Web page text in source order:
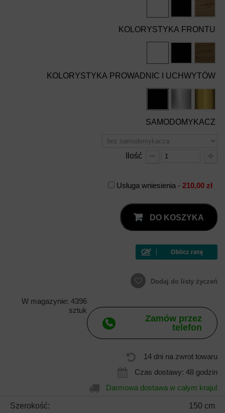
KOLORYSTYKA FRONTU
KOLORYSTYKA PROWADNIC I UCHWYTÓW
SAMODOMYKACZ
Ilość
Usługa wniesienia - 210,00 zł
DO KOSZYKA
Dodaj do listy życzeń
Zamów przez
telefon
W magazynie: 4396
sztuk
14 dni na zwrot towaru
Czas dostawy: 48 godzin
Darmowa dostawa w całym kraju!
Szerokość: 150 cm